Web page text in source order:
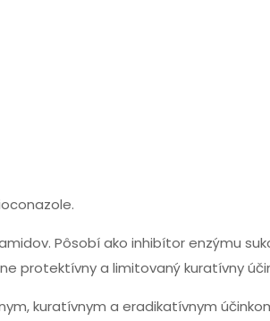
Pôsobí ako inhibítor enzýmu
protektívny a limitovaný kuratívny
kuratívnym a eradikatívnym